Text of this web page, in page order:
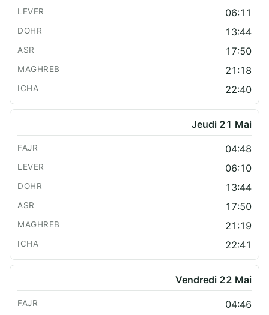
06:11
13:44
17:50
21:18
22:40
Jeudi 21 Mai
04:48
06:10
13:44
17:50
21:19
22:41
Vendredi 22 Mai
04:46